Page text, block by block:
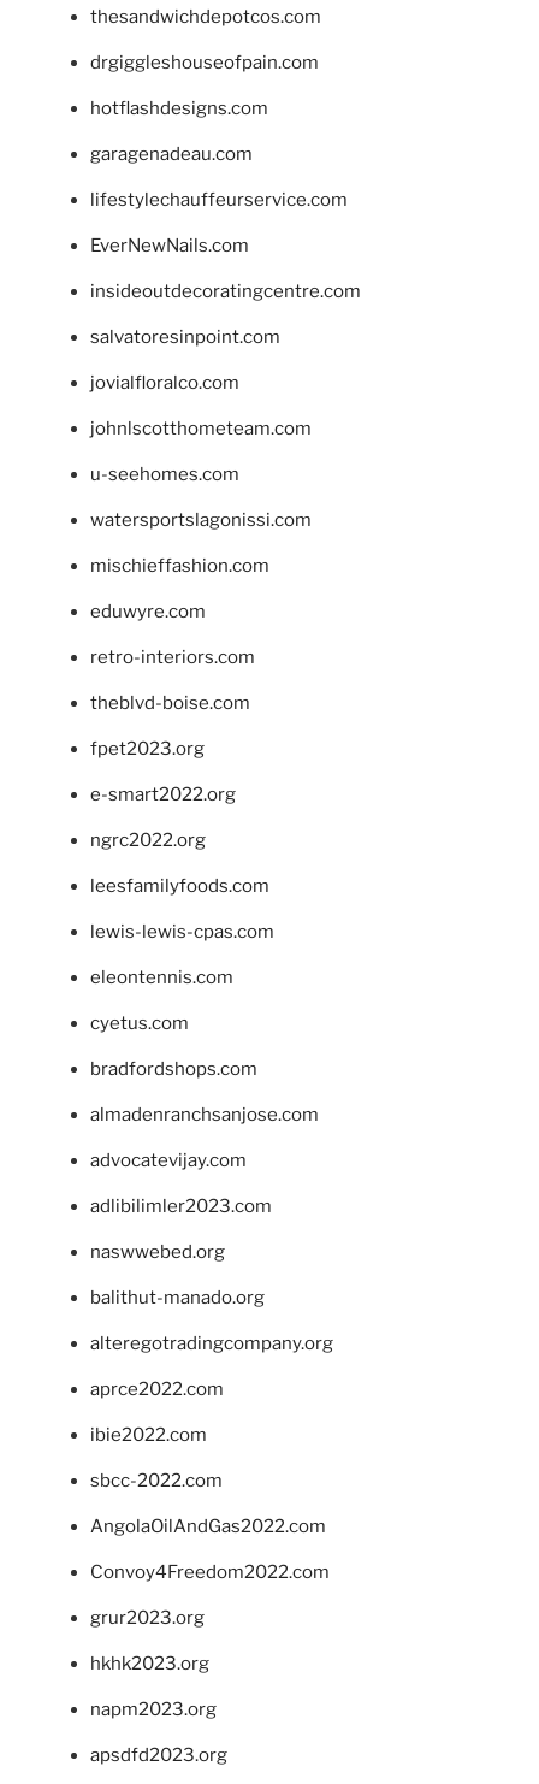
thesandwichdepotcos.com
drgiggleshouseofpain.com
hotflashdesigns.com
garagenadeau.com
lifestylechauffeurservice.com
EverNewNails.com
insideoutdecoratingcentre.com
salvatoresinpoint.com
jovialfloralco.com
johnlscotthometeam.com
u-seehomes.com
watersportslagonissi.com
mischieffashion.com
eduwyre.com
retro-interiors.com
theblvd-boise.com
fpet2023.org
e-smart2022.org
ngrc2022.org
leesfamilyfoods.com
lewis-lewis-cpas.com
eleontennis.com
cyetus.com
bradfordshops.com
almadenranchsanjose.com
advocatevijay.com
adlibilimler2023.com
naswwebed.org
balithut-manado.org
alteregotradingcompany.org
aprce2022.com
ibie2022.com
sbcc-2022.com
AngolaOilAndGas2022.com
Convoy4Freedom2022.com
grur2023.org
hkhk2023.org
napm2023.org
apsdfd2023.org